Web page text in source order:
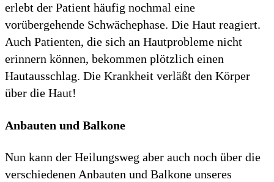
erlebt der Patient häufig nochmal eine
vorübergehende Schwächephase. Die Haut reagiert.
Auch Patienten, die sich an Hautprobleme nicht
erinnern können, bekommen plötzlich einen
Hautausschlag. Die Krankheit verläßt den Körper
über die Haut!
Anbauten und Balkone
Nun kann der Heilungsweg aber auch noch über die
verschiedenen Anbauten und Balkone unseres